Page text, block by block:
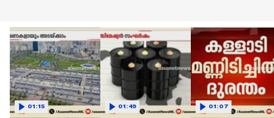
01:15 01:49 01:07